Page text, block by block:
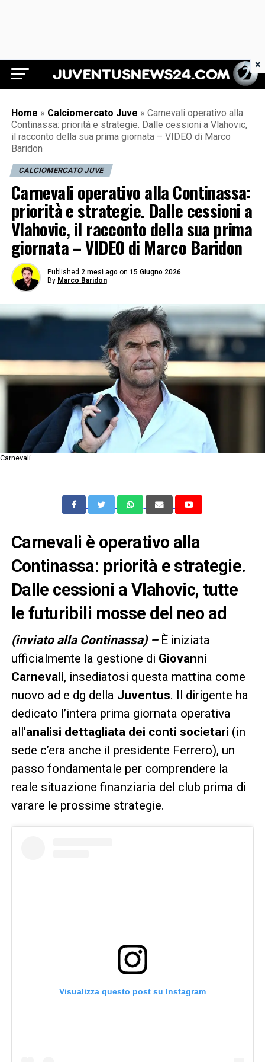
Juventus News 24
Home » Calciomercato Juve » Carnevali operativo alla
Continassa: priorità e strategie. Dalle cessioni a Vlahovic,
il racconto della sua prima giornata – VIDEO di Marco
Baridon
CALCIOMERCATO JUVE
Carnevali operativo alla Continassa:
priorità e strategie. Dalle cessioni a
Vlahovic, il racconto della sua prima
giornata – VIDEO di Marco Baridon
Published 2 mesi ago on 15 Giugno 2026
By Marco Baridon
Carnevali
Carnevali è operativo alla
Continassa: priorità e strategie.
Dalle cessioni a Vlahovic, tutte
le futuribili mosse del neo ad
(inviato alla Continassa) – È iniziata
ufficialmente la gestione di Giovanni
Carnevali, insediatosi questa mattina come
nuovo ad e dg della Juventus. Il dirigente ha
dedicato l’intera prima giornata operativa
all’analisi dettagliata dei conti societari (in
sede c’era anche il presidente Ferrero), un
passo fondamentale per comprendere la
reale situazione finanziaria del club prima di
varare le prossime strategie.
Visualizza questo post su Instagram
×